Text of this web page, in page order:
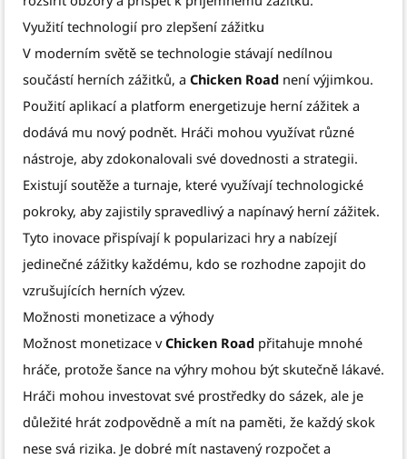
Využití technologií pro zlepšení zážitku
V moderním světě se technologie stávají nedílnou
součástí herních zážitků, a Chicken Road není výjimkou.
Použití aplikací a platform energetizuje herní zážitek a
dodává mu nový podnět. Hráči mohou využívat různé
nástroje, aby zdokonalovali své dovednosti a strategii.
Existují soutěže a turnaje, které využívají technologické
pokroky, aby zajistily spravedlivý a napínavý herní zážitek.
Tyto inovace přispívají k popularizaci hry a nabízejí
jedinečné zážitky každému, kdo se rozhodne zapojit do
vzrušujících herních výzev.
Možnosti monetizace a výhody
Možnost monetizace vChicken Road přitahuje mnohé
hráče, protože šance na výhry mohou být skutečně lákavé.
Hráči mohou investovat své prostředky do sázek, ale je
důležité hrát zodpovědně a mít na paměti, že každý skok
nese svá rizika. Je dobré mít nastavený rozpočet a